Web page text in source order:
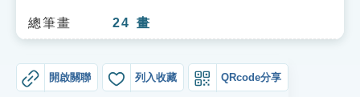
單字索引
總筆畫 24 畫
開啟關聯 列入收藏 QRcode分享